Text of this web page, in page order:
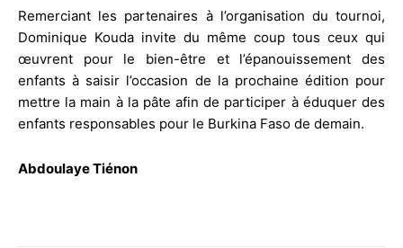
Remerciant les partenaires à l’organisation du tournoi,
Dominique Kouda invite du même coup tous ceux qui
œuvrent pour le bien-être et l’épanouissement des
enfants à saisir l’occasion de la prochaine édition pour
mettre la main à la pâte afin de participer à éduquer des
enfants responsables pour le Burkina Faso de demain.
Abdoulaye Tiénon